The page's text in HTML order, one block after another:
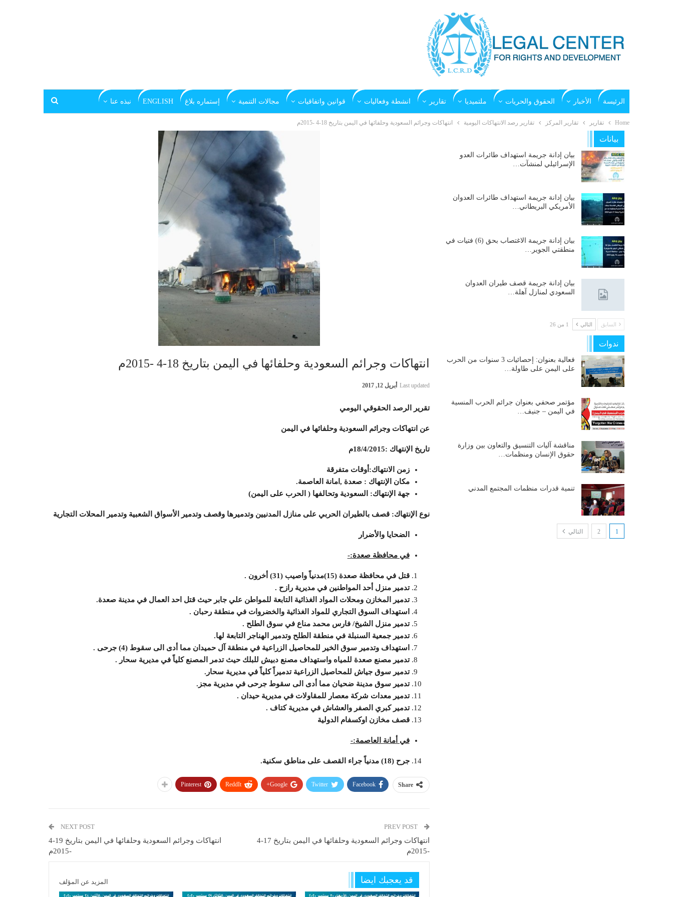
الرئيسة الأخبار الحقوق والحريات ملتميديا تقارير انشطة وفعاليات قوانين واتفاقيات مجالات التنمية إستماره بلاغ ENGLISH نبذه عنا
Home تقارير تقارير المركز تقارير رصد الانتهاكات اليومية انتهاكات وجرائم السعودية وحلفائها في اليمن بتاريخ 18-4 -2015م
انتهاكات وجرائم السعودية وحلفائها في اليمن بتاريخ 18-4 -2015م
Last updated أبريل 12, 2017
تقرير الرصد الحقوقي اليومي
عن انتهاكات وجرائم السعودية وحلفائها في اليمن
تاريخ الإنتهاك :18/4/2015م
زمن الانتهاك:أوقات متفرقة
مكان الإنتهاك : صعدة ,امانة العاصمة.
جهة الإنتهاك: السعودية وتحالفها ( الحرب على اليمن)
نوع الإنتهاك: قصف بالطيران الحربي على منازل المدنيين وتدميرها وقصف وتدمير الأسواق الشعبية وتدمير المحلات التجارية
الضحايا والأضرار
في محافظة صعدة:-
قتل في محافظة صعدة (15)مدنياً واصيب (31) أخرون .
تدمير منزل أحد المواطنين في مديرية رازح .
تدمير المخازن ومحلات المواد الغذائية التابعة للمواطن علي جابر حيث قتل احد العمال في مدينة صعدة.
استهداف السوق التجاري للمواد الغذائية والخضروات في منطقة رحبان .
تدمير منزل الشيخ/ فارس محمد مناع في سوق الطلح .
تدمير جمعية السنبلة في منطقة الطلح وتدمير الهناجر التابعة لها.
استهداف وتدمير سوق الخير للمحاصيل الزراعية في منطقة آل حميدان مما أدى الى سقوط (4) جرحى .
تدمير مصنع صعدة للمياه واستهداف مصنع دبيش للبلك حيث تدمر المصنع كلياً في مديرية سحار .
تدمير سوق جياش للمحاصيل الزراعية تدميراً كلياً في مديرية سحار.
تدمير سوق مدينة ضحيان مما أدى الى سقوط جرحى في مديرية مجز.
تدمير معدات شركة معصار للمقاولات في مديرية حيدان .
تدمير كبري الصفر والعشاش في مديرية كتاف .
قصف مخازن اوكسفام الدولية
في أمانة العاصمة:-
جرح (18) مدنياً جراء القصف على مناطق سكنية.
Share
Facebook
Twitter
Google+
ReddIt
Pinterest
PREV POST
انتهاكات وجرائم السعودية وحلفائها في اليمن بتاريخ 17-4
-2015م
NEXT POST
انتهاكات وجرائم السعودية وحلفائها في اليمن بتاريخ 19-4
-2015م
قد يعجبك ايضا المزيد عن المؤلف
بيانات
بيان إدانة جريمة استهداف طائرات العدو
الإسرائيلي لمنشآت…
بيان إدانة جريمة استهداف طائرات العدوان
الأمريكي البريطاني…
بيان إدانة جريمة الاغتصاب بحق (6) فتيات في
منطقتي الجوير…
بيان إدانة جريمة قصف طيران العدوان
السعودي لمنازل آهلة…
السابق التالي 1 من 26
ندوات
فعالية بعنوان: إحصائيات 3 سنوات من الحرب
على اليمن على طاولة…
مؤتمر صحفي بعنوان جرائم الحرب المنسية
في اليمن – جنيف…
مناقشة آليات التنسيق والتعاون بين وزارة
حقوق الإنسان ومنظمات…
تنمية قدرات منظمات المجتمع المدني
1
2 التالي